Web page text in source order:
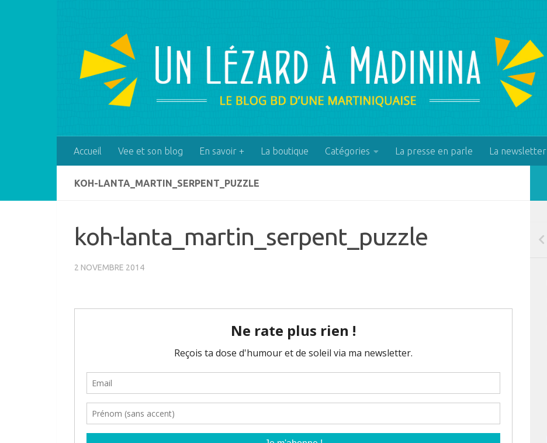
Accueil Vee et son blog En savoir + La boutique Catégories La presse en parle La newsletter
KOH-LANTA_MARTIN_SERPENT_PUZZLE
koh-lanta_martin_serpent_puzzle
2 NOVEMBRE 2014